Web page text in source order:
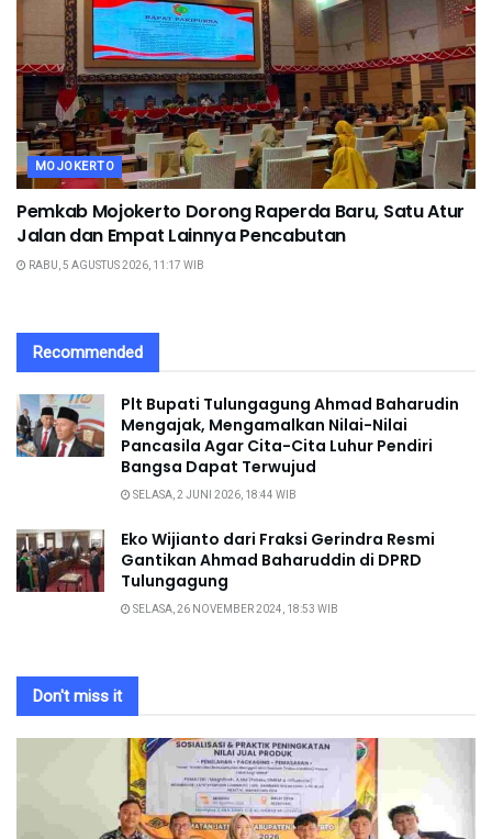
MOJOKERTO
Pemkab Mojokerto Dorong Raperda Baru, Satu Atur
Jalan dan Empat Lainnya Pencabutan
RABU, 5 AGUSTUS 2026, 11:17 WIB
Recommended
Plt Bupati Tulungagung Ahmad Baharudin
Mengajak, Mengamalkan Nilai-Nilai
Pancasila Agar Cita-Cita Luhur Pendiri
Bangsa Dapat Terwujud
SELASA, 2 JUNI 2026, 18:44 WIB
Eko Wijianto dari Fraksi Gerindra Resmi
Gantikan Ahmad Baharuddin di DPRD
Tulungagung
SELASA, 26 NOVEMBER 2024, 18:53 WIB
Don't miss it